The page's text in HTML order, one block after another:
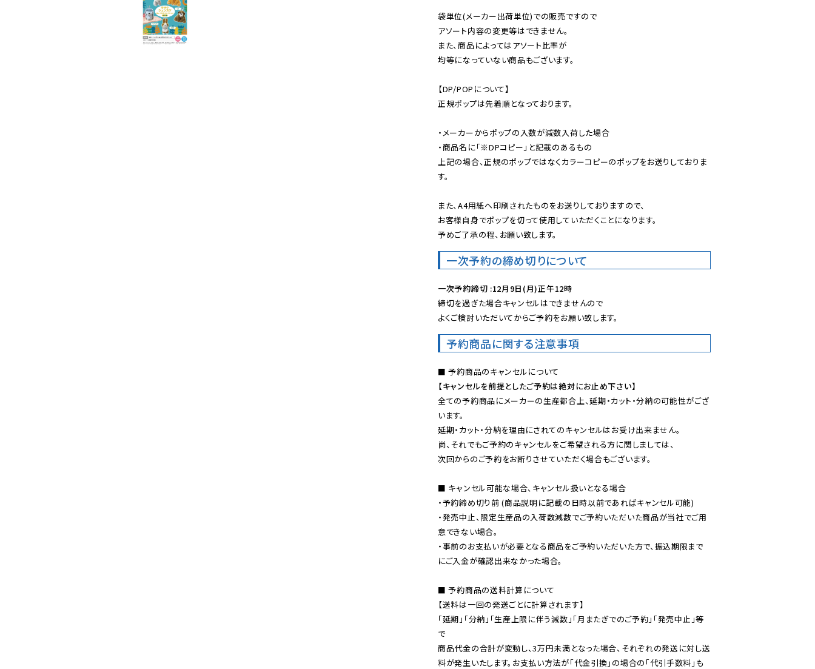
袋単位(メーカー出荷単位)での販売ですので
アソート内容の変更等はできません。
また、商品によってはアソート比率が
均等になっていない商品もございます。
【DP/POPについて】
正規ポップは先着順となっております。
・メーカーからポップの入数が減数入荷した場合
・商品名に「※DPコピー」と記載のあるもの
上記の場合、正規のポップではなくカラーコピーのポップをお送りしておりま
す。
また、A4用紙へ印刷されたものをお送りしておりますので、
お客様自身でポップを切って使用していただくことになります。
予めご了承の程、お願い致します。
一次予約の締め切りについて
一次予約締切 :12月9日(月)正午12時
締切を過ぎた場合キャンセルはできませんので
よくご検討いただいてからご予約をお願い致します。
予約商品に関する注意事項
【キャンセルを前提としたご予約は絶対にお止め下さい】
全ての予約商品にメーカーの生産都合上、延期・カット・分納の可能性がござ
います。
延期・カット・分納を理由にされてのキャンセルはお受け出来ません。
尚、それでもご予約のキャンセルをご希望される方に関しましては、
次回からのご予約をお断りさせていただく場合もございます。
■ キャンセル可能な場合、キャンセル扱いとなる場合
・予約締め切り前 (商品説明に記載の日時以前であればキャンセル可能)
・発売中止、限定生産品の入荷数減数でご予約いただいた商品が当社でご用
意できない場合。
・事前のお支払いが必要となる商品をご予約いただいた方で、振込期限まで
にご入金が確認出来なかった場合。
■ 予約商品の送料計算について
【送料は一回の発送ごとに計算されます】
「延期」「分納」「生産上限に伴う減数」「月またぎでのご予約」「発売中止」等
で
商品代金の合計が変動し、3万円未満となった場合、それぞれの発送に対し送
料が発生いたします。お支払い方法が「代金引換」の場合の「代引手数料」も